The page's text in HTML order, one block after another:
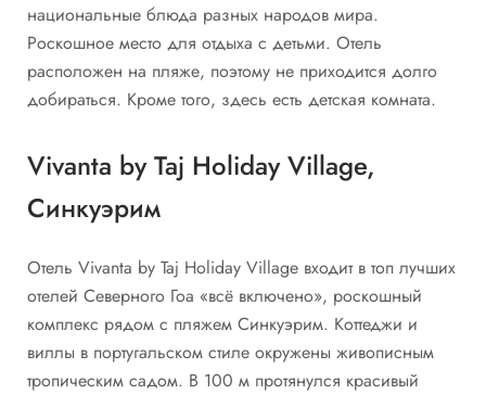
национальные блюда разных народов мира.
Роскошное место для отдыха с детьми. Отель
расположен на пляже, поэтому не приходится долго
добираться. Кроме того, здесь есть детская комната.
Vivanta by Taj Holiday Village,
Синкуэрим
Отель Vivanta by Taj Holiday Village входит в топ лучших
отелей Северного Гоа «всё включено», роскошный
комплекс рядом с пляжем Синкуэрим. Коттеджи и
виллы в португальском стиле окружены живописным
тропическим садом. В 100 м протянулся красивый